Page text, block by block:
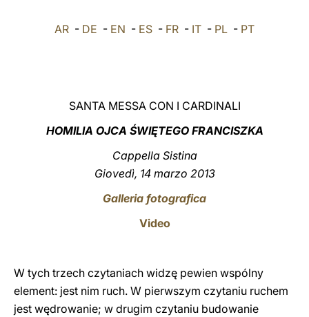
中文
AR - DE - EN - ES - FR - IT - PL - PT
SANTA MESSA CON I CARDINALI
HOMILIA OJCA ŚWIĘTEGO FRANCISZKA
Cappella Sistina
Giovedì, 14 marzo 2013
Galleria fotografica
Video
W tych trzech czytaniach widzę pewien wspólny
element: jest nim ruch. W pierwszym czytaniu ruchem
jest wędrowanie; w drugim czytaniu budowanie